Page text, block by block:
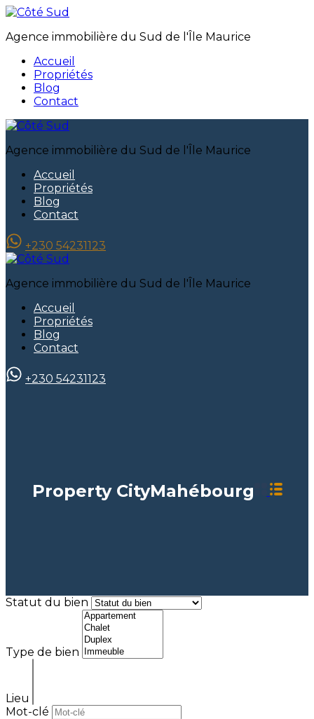
Agence immobilière du Sud de l'Île Maurice
Accueil
Propriétés
Blog
Contact
Agence immobilière du Sud de l'Île Maurice
Accueil
Propriétés
Blog
Contact
+230 54231123
Agence immobilière du Sud de l'Île Maurice
Accueil
Propriétés
Blog
Contact
+230 54231123
Property CityMahébourg
Statut du bien
Type de bien
Lieu
Mot-clé